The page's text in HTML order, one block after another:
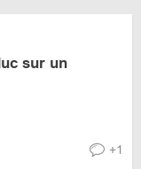
sur un
+1